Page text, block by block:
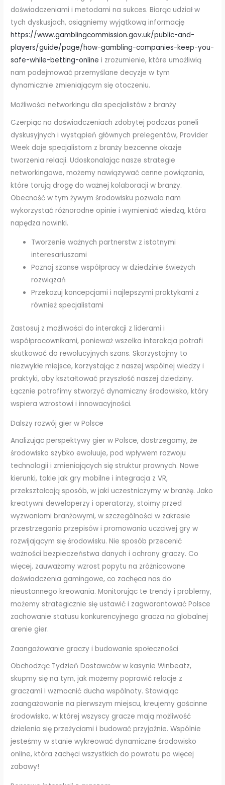
doświadczeniami i metodami na sukces. Biorąc udział w
tych dyskusjach, osiągniemy wyjątkową informację
https://www.gamblingcommission.gov.uk/public-and-
players/guide/page/how-gambling-companies-keep-you-
safe-while-betting-online i zrozumienie, które umożliwią
nam podejmować przemyślane decyzje w tym
dynamicznie zmieniającym się otoczeniu.
Możliwości networkingu dla specjalistów z branży
Czerpiąc na doświadczeniach zdobytej podczas paneli
dyskusyjnych i wystąpień głównych prelegentów, Provider
Week daje specjalistom z branży bezcenne okazje
tworzenia relacji. Udoskonalając nasze strategie
networkingowe, możemy nawiązywać cenne powiązania,
które torują drogę do ważnej kolaboracji w branży.
Obecność w tym żywym środowisku pozwala nam
wykorzystać różnorodne opinie i wymieniać wiedzą, która
napędza nowinki.
Tworzenie ważnych partnerstw z istotnymi
interesariuszami
Poznaj szanse współpracy w dziedzinie świeżych
rozwiązań
Przekazuj koncepcjami i najlepszymi praktykami z
również specjalistami
Zastosuj z możliwości do interakcji z liderami i
współpracownikami, ponieważ wszelka interakcja potrafi
skutkować do rewolucyjnych szans. Skorzystajmy to
niezwykłe miejsce, korzystając z naszej wspólnej wiedzy i
praktyki, aby kształtować przyszłość naszej dziedziny.
Łącznie potrafimy stworzyć dynamiczny środowisko, który
wspiera wzrostowi i innowacyjności.
Dalszy rozwój gier w Polsce
Analizując perspektywy gier w Polsce, dostrzegamy, że
środowisko szybko ewoluuje, pod wpływem rozwoju
technologii i zmieniających się struktur prawnych. Nowe
kierunki, takie jak gry mobilne i integracja z VR,
przekształcają sposób, w jaki uczestniczymy w branżę. Jako
kreatywni deweloperzy i operatorzy, stoimy przed
wyzwaniami branżowymi, w szczególności w zakresie
przestrzegania przepisów i promowania uczciwej gry w
rozwijającym się środowisku. Nie sposób przecenić
ważności bezpieczeństwa danych i ochrony graczy. Co
więcej, zauważamy wzrost popytu na zróżnicowane
doświadczenia gamingowe, co zachęca nas do
nieustannego kreowania. Monitorując te trendy i problemy,
możemy strategicznie się ustawić i zagwarantować Polsce
zachowanie statusu konkurencyjnego gracza na globalnej
arenie gier.
Zaangażowanie graczy i budowanie społeczności
Obchodząc Tydzień Dostawców w kasynie Winbeatz,
skupmy się na tym, jak możemy poprawić relacje z
graczami i wzmocnić ducha wspólnoty. Stawiając
zaangażowanie na pierwszym miejscu, kreujemy gościnne
środowisko, w której wszyscy gracze mają możliwość
dzielenia się przeżyciami i budować przyjaźnie. Wspólnie
jesteśmy w stanie wykreować dynamiczne środowisko
online, która zachęci wszystkich do powrotu po więcej
zabawy!